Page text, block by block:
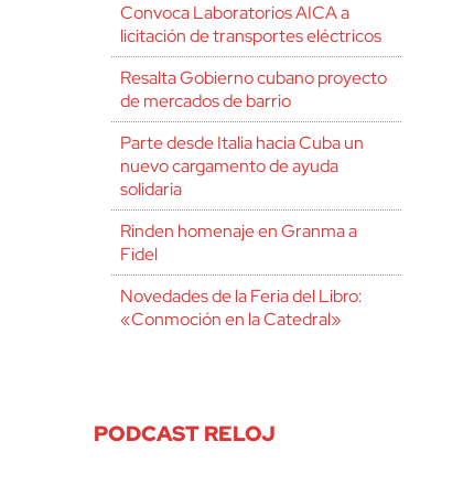
Convoca Laboratorios AICA a
licitación de transportes eléctricos
Resalta Gobierno cubano proyecto
de mercados de barrio
Parte desde Italia hacia Cuba un
nuevo cargamento de ayuda
solidaria
Rinden homenaje en Granma a
Fidel
Novedades de la Feria del Libro:
«Conmoción en la Catedral»
PODCAST RELOJ